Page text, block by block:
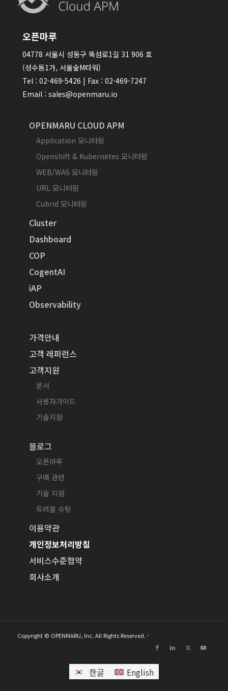
오픈마루
04778 서울시 성동구 뚝섬로1길 31 906 호
(성수동1가, 서울숲M타워)
Tel : 02-469-5426 | Fax : 02-469-7247
Email : sales@openmaru.io
OPENMARU CLOUD APM
Application 모니터링
Openshift & Kubernetes 모니터링
WEB/WAS 모니터링
URL 모니터링
Cubrid 모니터링
Cluster
Dashboard
COP
CogentAI
iAP
Observability
가격안내
고객 레퍼런스
고객지원
문서
사용자가이드
기술지원
블로그
오픈마루
구매 관련
기술 지원
트러블 슈팅
이용약관
개인정보처리방침
서비스수준협약
회사소개
Copyright © OPENMARU, Inc. All Rights Reserved. -
한글 English